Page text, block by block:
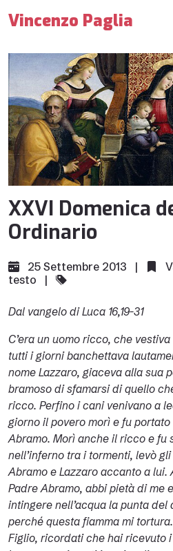
Vincenzo Paglia
XXVI Domenica
Ordinario
25 Settembre 2013 |
testo |
Dal vangelo di Luca 16,19-31
C’era un uomo ricco, che
tutti i giorni banchettava
nome Lazzaro, giaceva alla sua
bramoso di sfamarsi di quello
ricco. Perfino i cani venivano a
giorno il povero morì e fu
Abramo. Morì anche il ricco e fu
nell’inferno tra i tormenti, levò
Abramo e Lazzaro accanto a
Padre Abramo, abbi pietà di me
intingere nell’acqua la punta
perché questa fiamma mi
Figlio, ricordati che hai ricevuto